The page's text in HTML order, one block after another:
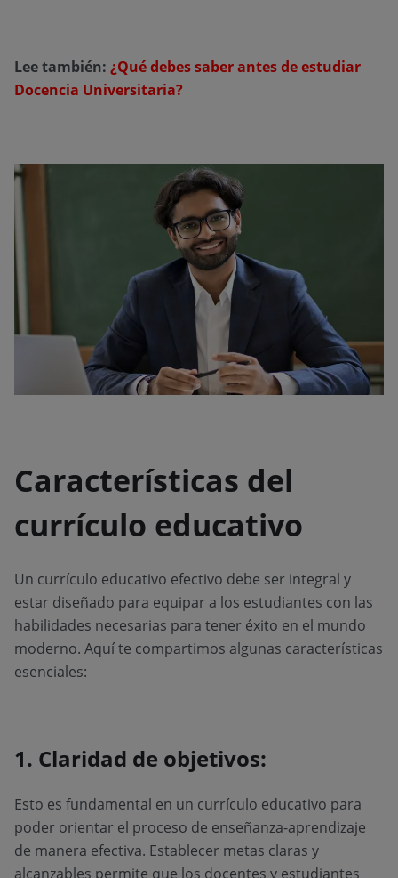
Lee también: ¿Qué debes saber antes de estudiar
Docencia Universitaria?
Características del
currículo educativo
Un currículo educativo efectivo debe ser integral y
estar diseñado para equipar a los estudiantes con las
habilidades necesarias para tener éxito en el mundo
moderno. Aquí te compartimos algunas características
esenciales:
1. Claridad de objetivos:
Esto es fundamental en un currículo educativo para
poder orientar el proceso de enseñanza-aprendizaje
de manera efectiva. Establecer metas claras y
alcanzables permite que los docentes y estudiantes